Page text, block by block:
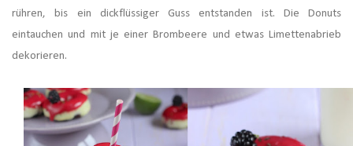
rühren, bis ein dickflüssiger Guss entstanden ist. Die Donuts
eintauchen und mit je einer Brombeere und etwas Limettenabrieb
dekorieren.